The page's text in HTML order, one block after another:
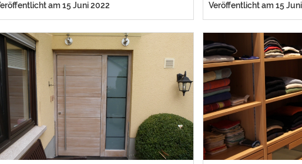
am 15 Juni 2022 Veröffentlicht am 15